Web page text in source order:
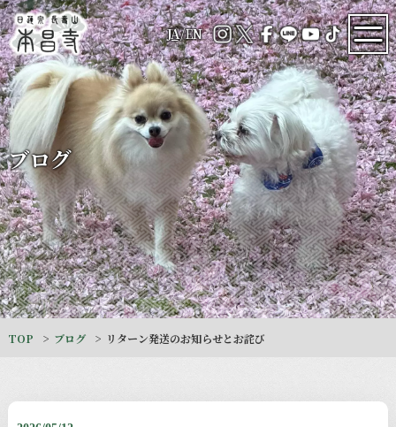
JA/EN
ブログ
TOP ブログ リターン発送のお知らせとお詫び